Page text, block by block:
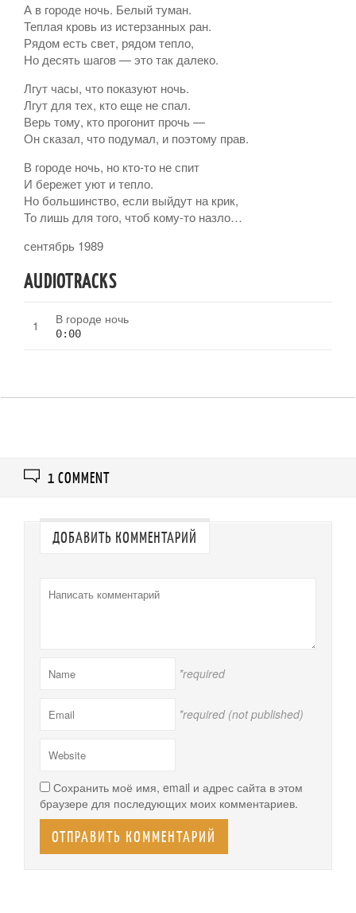
А в городе ночь. Белый туман.
Теплая кровь из истерзанных ран.
Рядом есть свет, рядом тепло,
Но десять шагов — это так далеко.
Лгут часы, что показуют ночь.
Лгут для тех, кто еще не спал.
Верь тому, кто прогонит прочь —
Он сказал, что подумал, и поэтому прав.
В городе ночь, но кто-то не спит
И бережет уют и тепло.
Но большинство, если выйдут на крик,
То лишь для того, чтоб кому-то назло…
сентябрь 1989
AUDIOTRACKS
В городе ночь
0:00
1 COMMENT
ДОБАВИТЬ КОММЕНТАРИЙ
*required
*required (not published)
Сохранить моё имя, email и адрес сайта в этом
браузере для последующих моих комментариев.